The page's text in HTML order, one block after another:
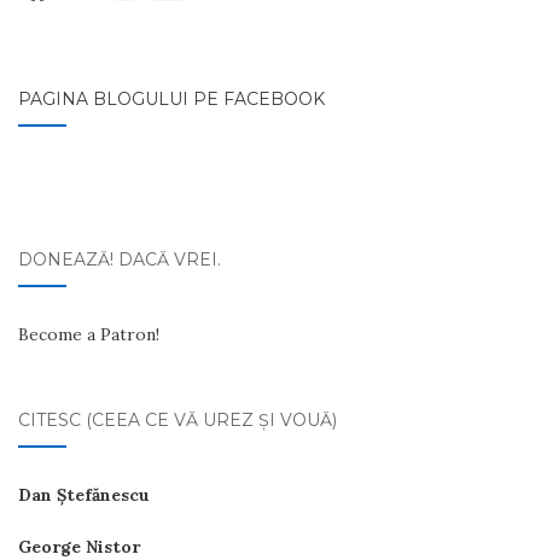
PAGINA BLOGULUI PE FACEBOOK
DONEAZĂ! DACĂ VREI.
Become a Patron!
CITESC (CEEA CE VĂ UREZ ŞI VOUĂ)
Dan Ştefănescu
George Nistor